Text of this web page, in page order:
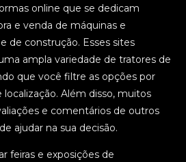
online que se dedicam
e venda de máquinas e
de construção. Esses sites
ampla variedade de tratores de
que você filtre as opções por
Além disso, muitos
e comentários de outros
ajudar na sua decisão.
feiras e exposições de